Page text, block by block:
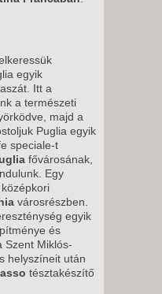
egyik
Itt a
a természeti
majd a
Puglia egyik
speciale-t
fővárosának,
Egy
városrészben.
egyik
és
Szent Miklós-
helyszíneit után
tésztakészítő